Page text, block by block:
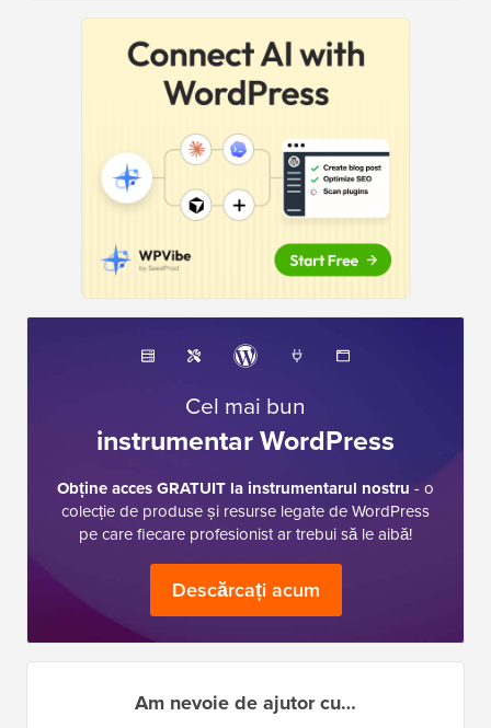
Cel mai bun
instrumentar WordPress
Obține acces GRATUIT la instrumentarul nostru - o
colecție de produse și resurse legate de WordPress
pe care fiecare profesionist ar trebui să le aibă!
Descărcați acum
Am nevoie de ajutor cu…